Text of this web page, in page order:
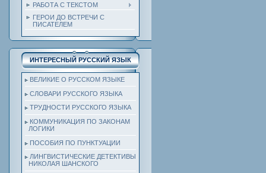
РАБОТА С ТЕКСТОМ
ГЕРОИ ДО ВСТРЕЧИ С
ПИСАТЕЛЕМ
ИНТЕРЕСНЫЙ РУССКИЙ ЯЗЫК
ВЕЛИКИЕ О РУССКОМ ЯЗЫКЕ
СЛОВАРИ РУССКОГО ЯЗЫКА
ТРУДНОСТИ РУССКОГО ЯЗЫКА
КОММУНИКАЦИЯ ПО ЗАКОНАМ
ЛОГИКИ
ПОСОБИЯ ПО ПУНКТУАЦИИ
ЛИНГВИСТИЧЕСКИЕ ДЕТЕКТИВЫ
НИКОЛАЯ ШАНСКОГО